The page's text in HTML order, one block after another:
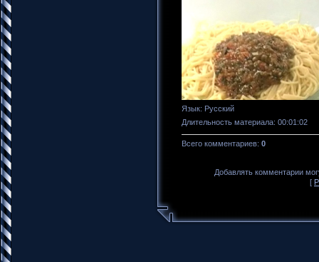
Язык: Русский
Длительность материала: 00:01:02
Всего комментариев: 0
Добавлять комментарии
[